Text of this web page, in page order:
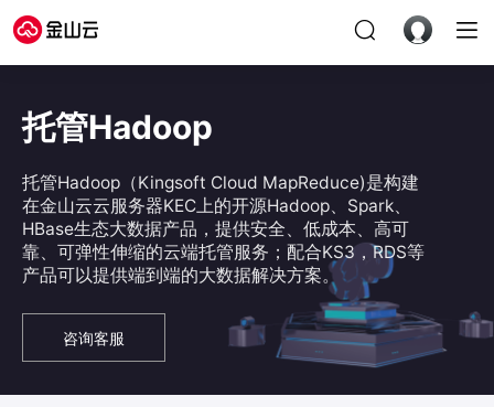
托管Hadoop
托管Hadoop（Kingsoft Cloud MapReduce)是构建
在金山云云服务器KEC上的开源Hadoop、Spark、
HBase生态大数据产品，提供安全、低成本、高可
靠、可弹性伸缩的云端托管服务；配合KS3，RDS等
产品可以提供端到端的大数据解决方案。
咨询客服